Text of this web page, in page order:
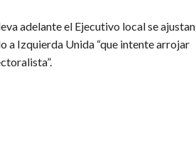
adelante el Ejecutivo local se ajustan
a Izquierda Unida “que intente arrojar